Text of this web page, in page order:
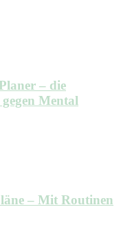
– die
Mental
– Mit Routinen